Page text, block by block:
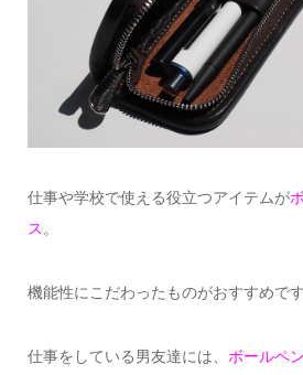
仕事や学校で使える役立つアイテムが
ス 。
機能性にこだわったものがおすすめです
仕事をしている男友達には、 ボールペ